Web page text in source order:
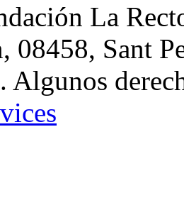
La
08458, Sant
Algunos